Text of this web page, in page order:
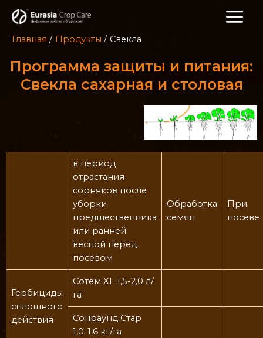
Главная Продукты Свекла
Программа защиты и питания:
Свекла сахарная и столовая
в период
отрастания
сорняков после
уборки
предшественника
или ранней
весной перед
посевом
Обработка
семян
При
посеве
Гербициды
сплошного
действия
Сотем XL 1,5-2,0 л/
га
Сонраунд Стар
1,0-1,6 кг/га